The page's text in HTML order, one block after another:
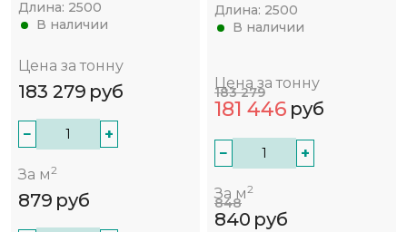
Длина: 2500
В наличии
Цена за тонну
183 279 руб
− +
За м2
879 руб
Длина: 2500
В наличии
Цена за тонну
183 279
181 446 руб
− +
За м2
848
840 руб